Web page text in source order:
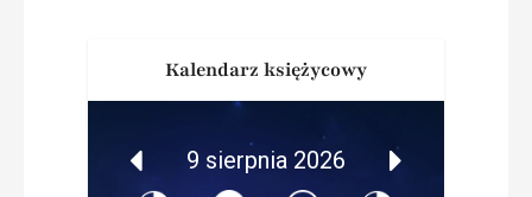
Kalendarz księżycowy
9 sierpnia 2026